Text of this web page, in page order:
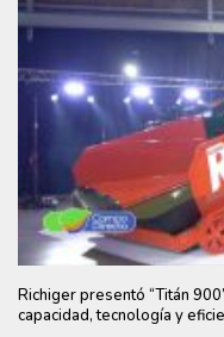
Richiger presentó “Titán
capacidad, tecnología y